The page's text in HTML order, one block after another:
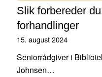
Slik forbereder
forhandlinger
15. august 2024
Seniorrådgiver i
Johnsen…